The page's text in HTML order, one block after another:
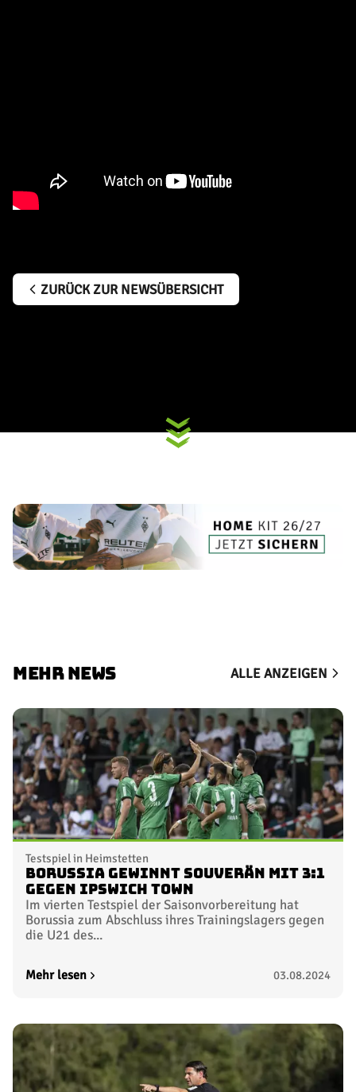
ZURÜCK ZUR NEWSÜBERSICHT
MEHR NEWS ALLE ANZEIGEN
Testspiel in Heimstetten
Borussia gewinnt souverän mit 3:1
gegen Ipswich Town
Im vierten Testspiel der Saisonvorbereitung hat
Borussia zum Abschluss ihres Trainingslagers gegen
die U21 des...
Mehr lesen 03.08.2024